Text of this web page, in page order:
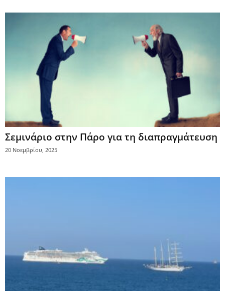
Σεμινάριο στην Πάρο για τη διαπραγμάτευση
20 Νοεμβρίου, 2025